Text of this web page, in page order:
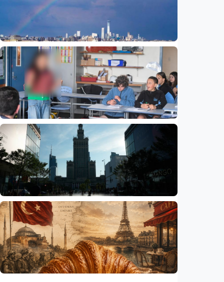
Humaniora
Beijing jadi ibu kota arsitektur dunia
UNESCO-UIA 2029. Apa alasannya?
Indonesia•06 Aug 2026
Humaniora
Sekolah di Selandia Baru tambah mata
pelajaran berbasis industri, dari AI hingga
pariwisata
Indonesia •06 Aug 2026
Humaniora
Gelombang panas bisa memicu kecemasan
hingga depresi pada anak, ini temuan
peneliti
Indonesia•06 Aug 2026